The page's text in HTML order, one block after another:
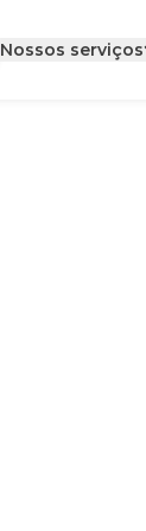
Nossos serviços